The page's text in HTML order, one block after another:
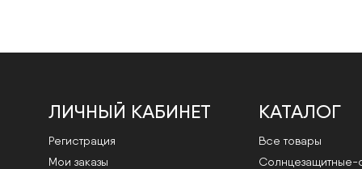
ЛИЧНЫЙ КАБИНЕТ
Регистрация
Мои заказы
КАТАЛОГ
Все товары
Cолнцезащитные-